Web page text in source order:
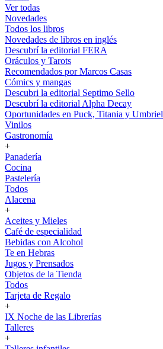
Ver todas
Novedades
Todos los libros
Novedades de libros en inglés
Descubrí la editorial FERA
Oráculos y Tarots
Recomendados por Marcos Casas
Cómics y mangas
Descubri la editorial Septimo Sello
Descubrí la editorial Alpha Decay
Oportunidades en Puck, Titania y Umbriel
Vinilos
Gastronomía
+
Panadería
Cocina
Pastelería
Todos
Alacena
+
Aceites y Mieles
Café de especialidad
Bebidas con Alcohol
Te en Hebras
Jugos y Prensados
Objetos de la Tienda
Todos
Tarjeta de Regalo
+
IX Noche de las Librerías
Talleres
+